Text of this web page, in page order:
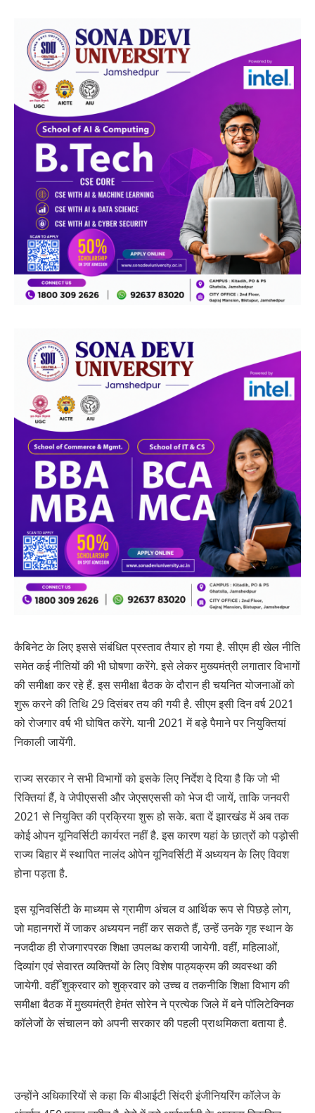
कैबिनेट के लिए इससे संबंधित प्रस्ताव तैयार हो गया है. सीएम ही खेल नीति
समेत कई नीतियों की भी घोषणा करेंगे. इसे लेकर मुख्यमंत्री लगातार विभागों
की समीक्षा कर रहे हैं. इस समीक्षा बैठक के दौरान ही चयनित योजनाओं को
शुरू करने की तिथि 29 दिसंबर तय की गयी है. सीएम इसी दिन वर्ष 2021
को रोजगार वर्ष भी घोषित करेंगे. यानी 2021 में बड़े पैमाने पर नियुक्तियां
निकाली जायेंगी.
राज्य सरकार ने सभी विभागों को इसके लिए निर्देश दे दिया है कि जो भी
रिक्तियां हैं, वे जेपीएससी और जेएसएससी को भेज दी जायें, ताकि जनवरी
2021 से नियुक्ति की प्रक्रिया शुरू हो सके. बता दें झारखंड में अब तक
कोई ओपन यूनिवर्सिटी कार्यरत नहीं है. इस कारण यहां के छात्रों को पड़ोसी
राज्य बिहार में स्थापित नालंद ओपेन यूनिवर्सिटी में अध्ययन के लिए विवश
होना पड़ता है.
इस यूनिवर्सिटी के माध्यम से ग्रामीण अंचल व आर्थिक रूप से पिछड़े लोग,
जो महानगरों में जाकर अध्ययन नहीं कर सकते हैं, उन्हें उनके गृह स्थान के
नजदीक ही रोजगारपरक शिक्षा उपलब्ध करायी जायेगी. वहीं, महिलाओं,
दिव्यांग एवं सेवारत व्यक्तियों के लिए विशेष पाठ्यक्रम की व्यवस्था की
जायेगी. वहीँ शुक्रवार को शुक्रवार को उच्च व तकनीकि शिक्षा विभाग की
समीक्षा बैठक में मुख्यमंत्री हेमंत सोरेन ने प्रत्येक जिले में बने पॉलिटेक्निक
कॉलेजों के संचालन को अपनी सरकार की पहली प्राथमिकता बताया है.
उन्होंने अधिकारियों से कहा कि बीआईटी सिंदरी इंजीनियरिंग कॉलेज के